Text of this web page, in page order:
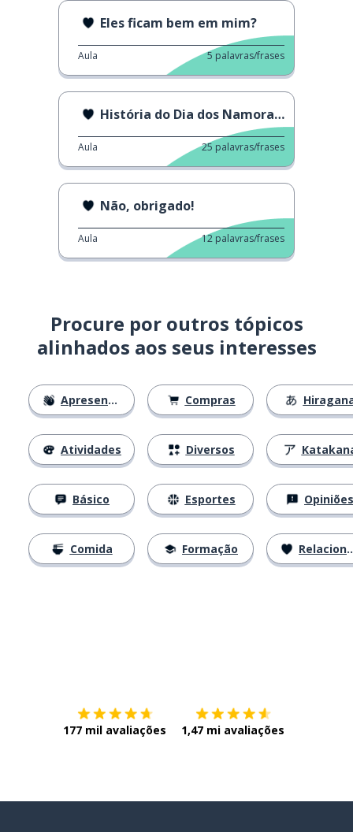
Eles ficam bem em mim?
Aula 5 palavras/frases
História do Dia dos Namorados
Aula 25 palavras/frases
Não, obrigado!
Aula 12 palavras/frases
Procure por outros tópicos
alinhados aos seus interesses
Apresentações
Atividades
Básico
Comida
Compras
Diversos
Esportes
Formação
Opiniões
Relacionamentos
177 mil avaliações 1,47 mi avaliações